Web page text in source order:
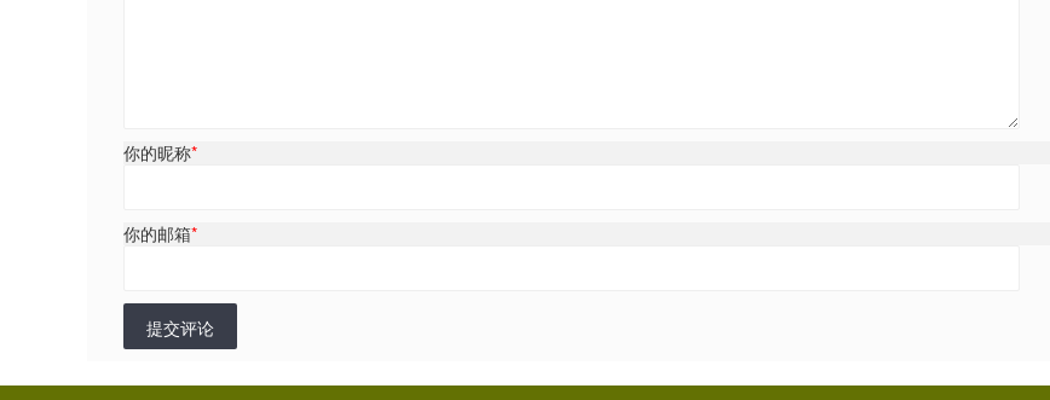
你的昵称*
你的邮箱*
提交评论